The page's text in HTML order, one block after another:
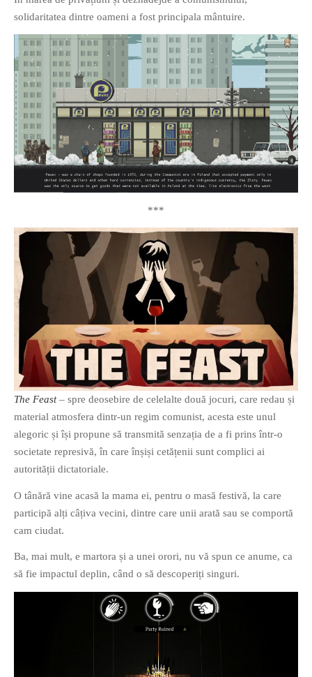
solidaritatea dintre oameni a fost principala mântuire.
***
The Feast– spre deosebire de celelalte două jocuri, care redau și
material atmosfera dintr-un regim comunist, acesta este unul
alegoric și își propune să transmită senzația de a fi prins într-o
societate represivă, în care înșiși cetățenii sunt complici ai
autorității dictatoriale.
O tânără vine acasă la mama ei, pentru o masă festivă, la care
participă alți câțiva vecini, dintre care unii arată sau se comportă
cam ciudat.
Ba, mai mult, e martora și a unei orori, nu vă spun ce anume, ca
să fie impactul deplin, când o să descoperiți singuri.